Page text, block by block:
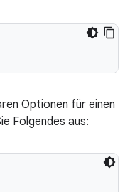
Optionen für einen
Folgendes aus: